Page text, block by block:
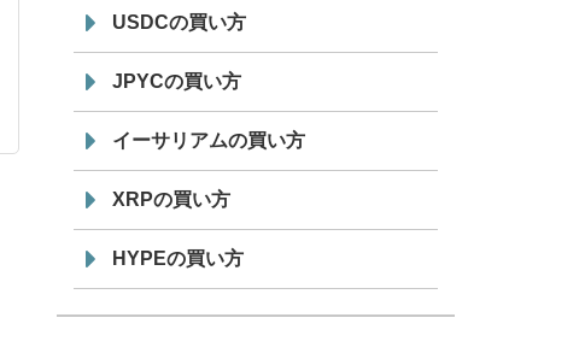
USDCの買い方
JPYCの買い方
イーサリアムの買い方
XRPの買い方
HYPEの買い方